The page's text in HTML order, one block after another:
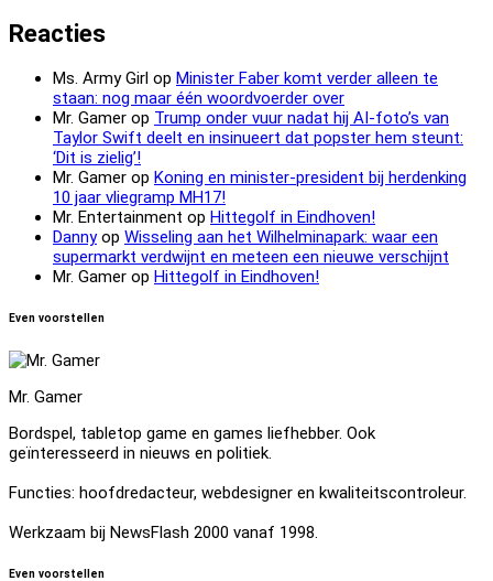
Reacties
Ms. Army Girl op Minister Faber komt verder alleen te
staan: nog maar één woordvoerder over
Mr. Gamer op Trump onder vuur nadat hij AI-foto’s van
Taylor Swift deelt en insinueert dat popster hem steunt:
‘Dit is zielig’!
Mr. Gamer op Koning en minister-president bij herdenking
10 jaar vliegramp MH17!
Mr. Entertainment op Hittegolf in Eindhoven!
Dannyop Wisseling aan het Wilhelminapark: waar een
supermarkt verdwijnt en meteen een nieuwe verschijnt
Mr. Gamer op Hittegolf in Eindhoven!
Even voorstellen
Mr. Gamer
Bordspel, tabletop game en games liefhebber. Ook
geïnteresseerd in nieuws en politiek.
Functies: hoofdredacteur, webdesigner en kwaliteitscontroleur.
Werkzaam bij NewsFlash 2000 vanaf 1998.
Even voorstellen